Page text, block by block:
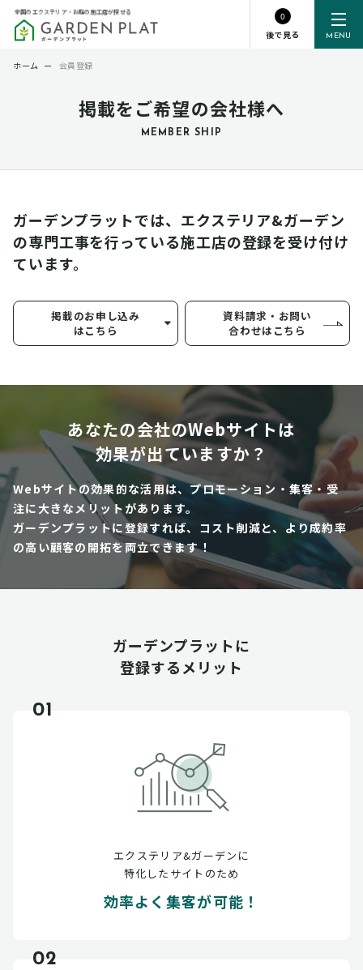
MENU
全国のエクステリア・お庭の施工店が探せる
0
後で見る
掲載をご希望の会社様へ
MEMBER SHIP
ホーム ー 会員登録
ガーデンプラットでは、エクステリア&ガーデン
の専門工事を行っている施工店の登録を受け付け
ています。
掲載のお申し込み
はこちら
資料請求・お問い
合わせはこちら
あなたの会社のWebサイトは
効果が出ていますか？
Webサイトの効果的な活用は、プロモーション・集客・受
注に大きなメリットがあります。
ガーデンプラットに登録すれば、コスト削減と、より成約率
の高い顧客の開拓を両立できます！
ガーデンプラットに
登録するメリット
01
エクステリア&ガーデンに
特化したサイトのため
効率よく集客が可能！
02